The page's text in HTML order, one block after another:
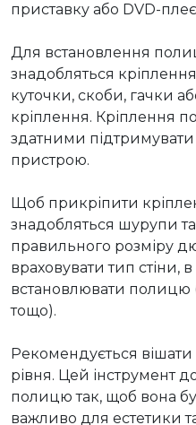
приставку або DVD-
Для встановлення
знадобляться
куточки, скоби, гачки
кріплення. Кріплення
здатними підтримувати
пристрою.
Щоб прикріпити
знадобляться шурупи
правильного розміру
враховувати тип стіни,
встановлювати полицю
тощо).
Рекомендується
рівня. Цей інструмент
полицю так, щоб вона
важливо для естетики